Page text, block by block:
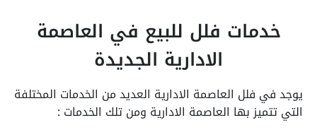
خدمات فلل للبيع في العاصمة
الادارية الجديدة
يوجد في فلل العاصمة الادارية العديد من الخدمات المختلفة
التي تتميز بها العاصمة الادارية ومن تلك الخدمات :